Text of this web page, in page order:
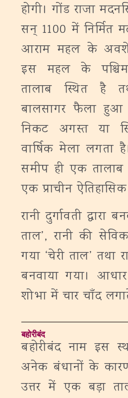
होगी। गोंड राजा
सन् 1100 में निर्मित
आराम महल के
इस महल के
तालाब स्थित है
बालसागर फैला
निकट अगस्त या
वार्षिक मेला लगता
समीप ही एक
एक प्राचीन
रानी दुर्गावती द्वारा
ताल’, रानी की
गया ‘चेरी ताल’ तथा
बनवाया गया।
शोभा में चार चाँद
बहोरीबंद
बहोरीबंद नाम इस
अनेक बंधानों के
उत्तर में एक बड़ा